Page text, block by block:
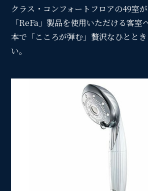
News
クラス・コンフォートフロアの49室
「ReFa」製品を使用いただける客室へ
本で「こころが弾む」贅沢なひとと
い。